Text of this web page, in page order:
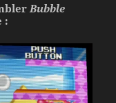
Bubble
: